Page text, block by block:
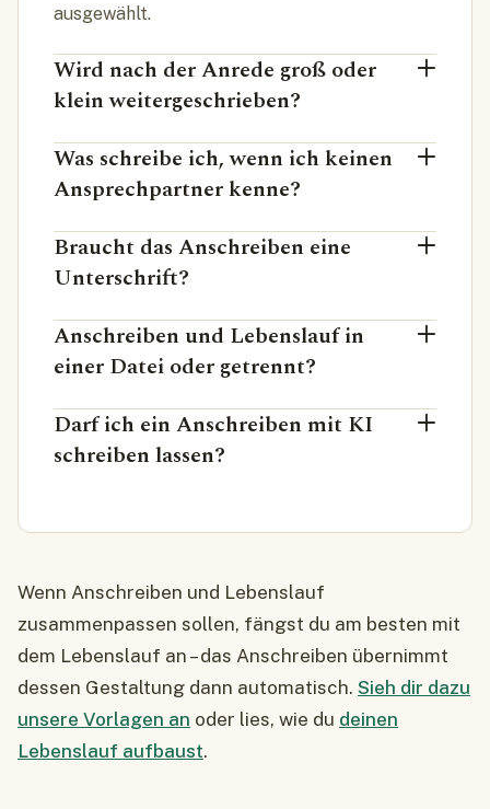
ausgewählt.
Wird nach der Anrede groß oder
klein weitergeschrieben?
Was schreibe ich, wenn ich keinen
Ansprechpartner kenne?
Braucht das Anschreiben eine
Unterschrift?
Anschreiben und Lebenslauf in
einer Datei oder getrennt?
Darf ich ein Anschreiben mit KI
schreiben lassen?
Wenn Anschreiben und Lebenslauf
zusammenpassen sollen, fängst du am besten mit
dem Lebenslauf an – das Anschreiben übernimmt
dessen Gestaltung dann automatisch. Sieh dir dazu
unsere Vorlagen an oder lies, wie du deinen
Lebenslauf aufbaust.